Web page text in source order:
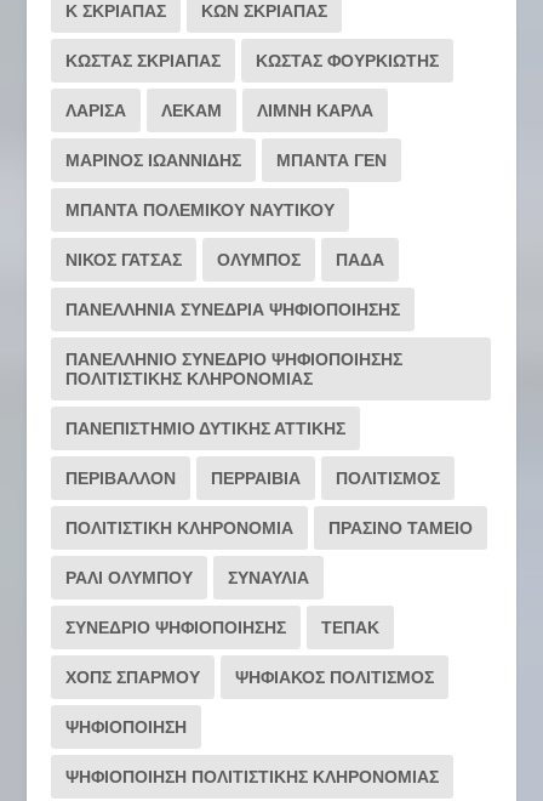
Κ ΣΚΡΙΑΠΑΣ ΚΩΝ ΣΚΡΙΑΠΑΣ
ΚΩΣΤΑΣ ΣΚΡΙΑΠΑΣ ΚΩΣΤΑΣ ΦΟΥΡΚΙΩΤΗΣ
ΛΑΡΙΣΑ ΛΕΚΑΜ ΛΙΜΝΗ ΚΑΡΛΑ
ΜΑΡΙΝΟΣ ΙΩΑΝΝΙΔΗΣ ΜΠΑΝΤΑ ΓΕΝ
ΜΠΑΝΤΑ ΠΟΛΕΜΙΚΟΥ ΝΑΥΤΙΚΟΥ
ΝΙΚΟΣ ΓΑΤΣΑΣ ΟΛΥΜΠΟΣ ΠΑΔΑ
ΠΑΝΕΛΛΗΝΙΑ ΣΥΝΕΔΡΙΑ ΨΗΦΙΟΠΟΙΗΣΗΣ
ΠΑΝΕΛΛΗΝΙΟ ΣΥΝΕΔΡΙΟ ΨΗΦΙΟΠΟΙΗΣΗΣ
ΠΟΛΙΤΙΣΤΙΚΗΣ ΚΛΗΡΟΝΟΜΙΑΣ
ΠΑΝΕΠΙΣΤΗΜΙΟ ΔΥΤΙΚΗΣ ΑΤΤΙΚΗΣ
ΠΕΡΙΒΑΛΛΟΝ ΠΕΡΡΑΙΒΙΑ ΠΟΛΙΤΙΣΜΟΣ
ΠΟΛΙΤΙΣΤΙΚΗ ΚΛΗΡΟΝΟΜΙΑ ΠΡΑΣΙΝΟ ΤΑΜΕΙΟ
ΡΆΛΙ ΟΛΎΜΠΟΥ ΣΥΝΑΥΛΙΑ
ΣΥΝΕΔΡΙΟ ΨΗΦΙΟΠΟΙΗΣΗΣ ΤΕΠΑΚ
ΧΟΠΣ ΣΠΑΡΜΟΥ ΨΗΦΙΑΚΟΣ ΠΟΛΙΤΙΣΜΟΣ
ΨΗΦΙΟΠΟΙΗΣΗ
ΨΗΦΙΟΠΟΙΗΣΗ ΠΟΛΙΤΙΣΤΙΚΗΣ ΚΛΗΡΟΝΟΜΙΑΣ